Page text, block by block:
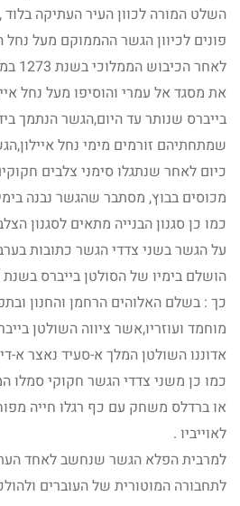
השלט המורה לכוון העיר העתיקה
פונים לכיוון הגשר ההממוקם מעל נחל
את מסגד אל עמרי והוסיפו מעל נחל
בייברס שנותר עד היום,הגשר הנתמך
שמתחתיהם זורמים מימי נחל
כיום לאחר שנתגלו סימני צלבים
מכוסים בבוץ, מסתבר שהגשר נבנה
כמו כן סגנון הבנייה מתאים לסגנון
על הגשר בשני צדדי הגשר כתובות
כך : בשלם האלוהים הרחמן והחנון
מוחמד ועוזריו,אשר ציווה השולטן
אדוננו השולטן המלך א-סעיד נאצר א-
כמו כן משני צדדי הגשר חקוקי סמלו
או ברדלס משחק עם כף רגלו חייה
לאוייביו .
למרבית הפלא הגשר שנחשב לאחד
לתחבורה המוטורית של העוברים